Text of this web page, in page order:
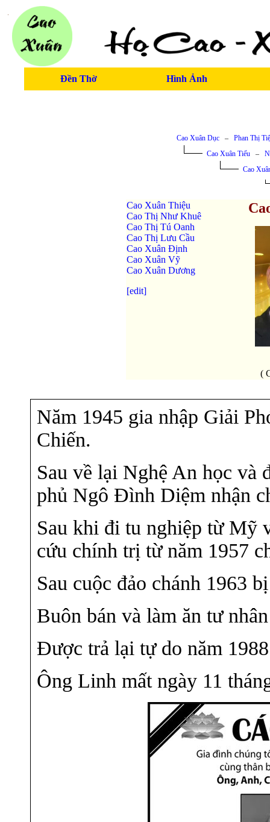
Đền Thờ Hình Ảnh
Cao Xuân Dục – Phan Thị
Cao Xuân Tiếu –
Cao
Cao Xuân Thiệu
Cao Thị Như Khuê
Cao Thị Tú Oanh
Cao Thị Lưu Cầu
Cao Xuân Định
Cao Xuân Vỹ
Cao Xuân Dương
[edit]
(
Năm 1945 gia nhập Giải
Chiến.
Sau về lại Nghệ An học và
phủ Ngô Đình Diệm nhận
Sau khi đi tu nghiệp từ Mỹ
cứu chính trị từ năm 1957
Sau cuộc đảo chánh 1963
Buôn bán và làm ăn tư
Được trả lại tự do năm
Ông Linh mất ngày 11